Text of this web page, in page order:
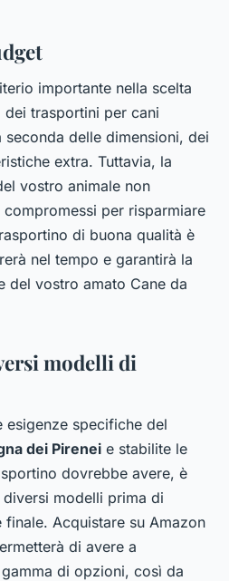
importante nella scelta
trasportini per cani
delle dimensioni, dei
extra. Tuttavia, la
vostro animale non
per risparmiare
di buona qualità è
nel tempo e garantirà la
del vostro amato Cane da
modelli di
specifiche del
dei Pirenei e stabilite le
dovrebbe avere, è
modelli prima di
finale. Acquistare su Amazon
di avere a
di opzioni, così da